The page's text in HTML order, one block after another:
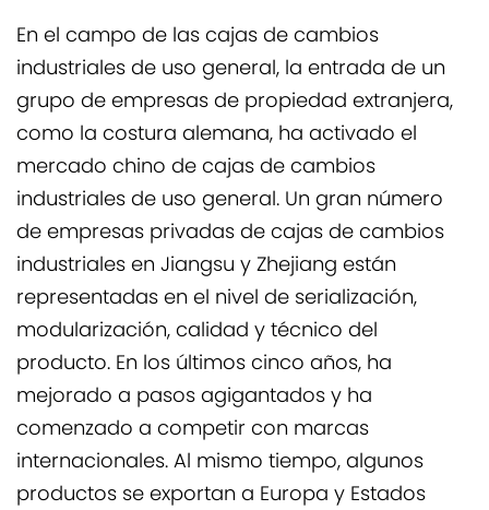
En el campo de las cajas de cambios
industriales de uso general, la entrada de un
grupo de empresas de propiedad extranjera,
como la costura alemana, ha activado el
mercado chino de cajas de cambios
industriales de uso general. Un gran número
de empresas privadas de cajas de cambios
industriales en Jiangsu y Zhejiang están
representadas en el nivel de serialización,
modularización, calidad y técnico del
producto. En los últimos cinco años, ha
mejorado a pasos agigantados y ha
comenzado a competir con marcas
internacionales. Al mismo tiempo, algunos
productos se exportan a Europa y Estados